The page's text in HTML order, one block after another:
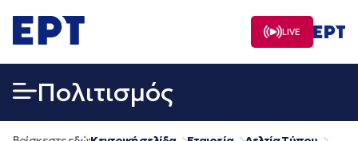
σε
περιεχόμενο
LIVE
Πολιτισμός